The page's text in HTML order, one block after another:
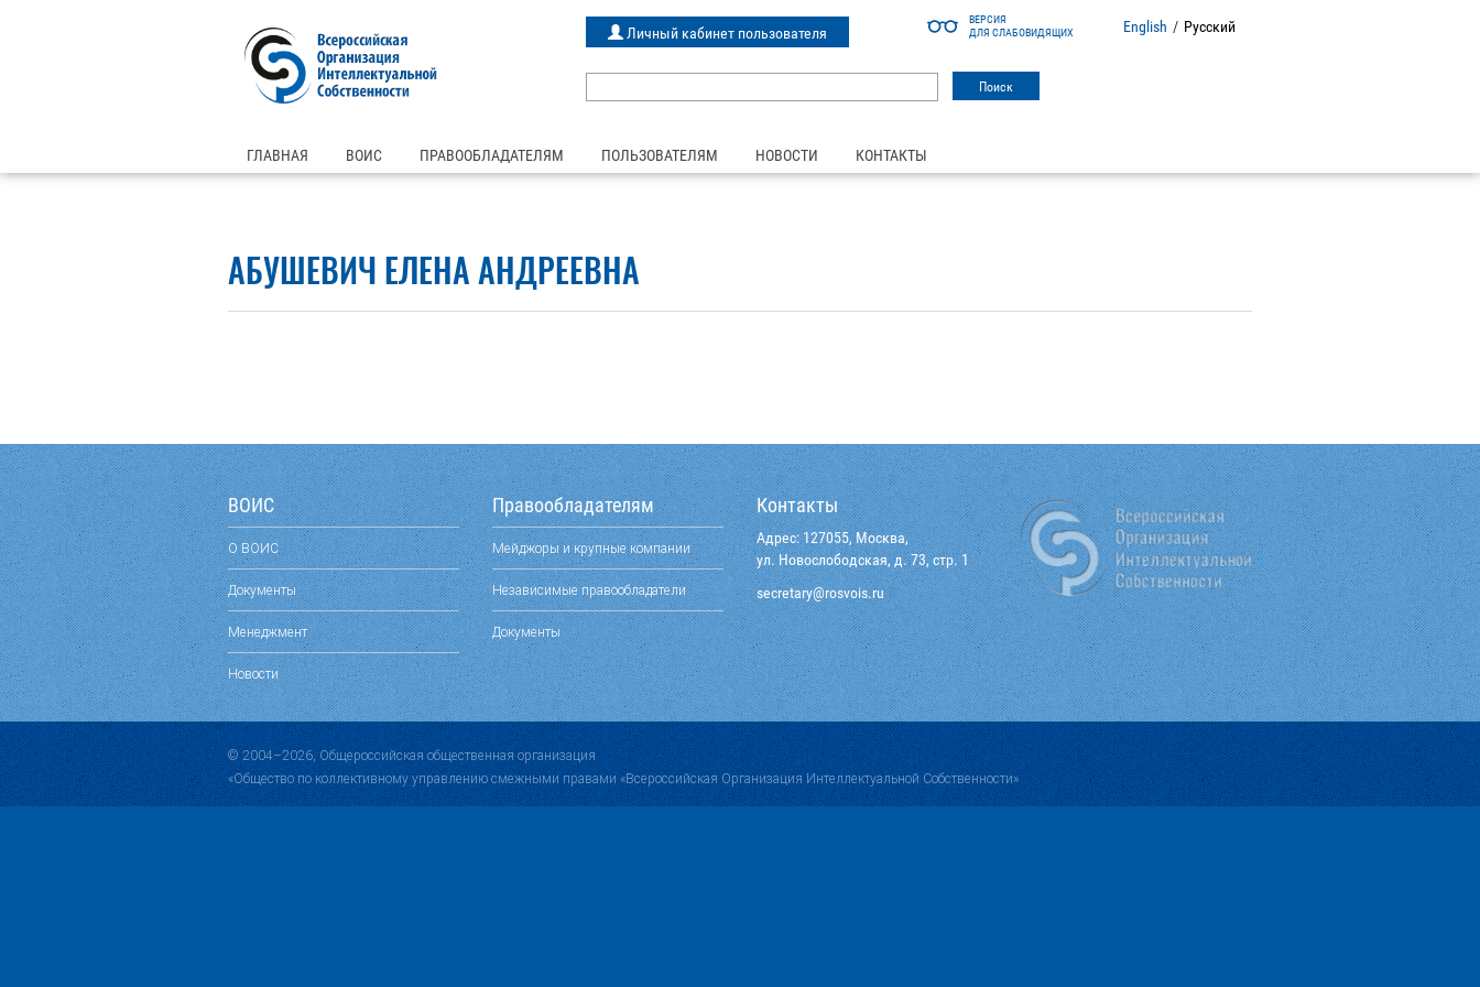
ВЕРСИЯ
ДЛЯ СЛАБОВИДЯЩИХ
English / Русский
Личный кабинет пользователя
ГЛАВНАЯ ВОИС ПРАВООБЛАДАТЕЛЯМ ПОЛЬЗОВАТЕЛЯМ НОВОСТИ КОНТАКТЫ
АБУШЕВИЧ ЕЛЕНА АНДРЕЕВНА
ВОИС
О ВОИС
Документы
Менеджмент
Новости
Правообладателям
Мейджоры и крупные компании
Независимые правообладатели
Документы
Контакты
Адрес: 127055, Москва,
ул. Новослободская, д. 73, стр. 1
ur.siovsor
@yraterces
© 2004–2026, Общероссийская общественная организация
«Общество по коллективному управлению смежными правами «Всероссийская Организация Интеллектуальной Собственности»